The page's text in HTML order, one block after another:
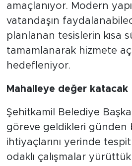
amaçlanıyor. Modern
vatandaşın
planlanan tesislerin kısa
tamamlanarak hizmete
hedefleniyor.
Mahalleye değer katacak
Şehitkamil Belediye
göreve geldikleri günden
ihtiyaçlarını yerinde
odaklı çalışmalar